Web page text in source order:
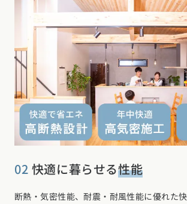
02 快適に暮らせる性能
断熱・気密性能、耐震・耐風性能に優れた